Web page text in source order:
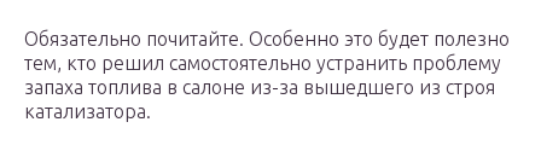
Обязательно почитайте. Особенно это будет полезно
тем, кто решил самостоятельно устранить проблему
запаха топлива в салоне из-за вышедшего из строя
катализатора.